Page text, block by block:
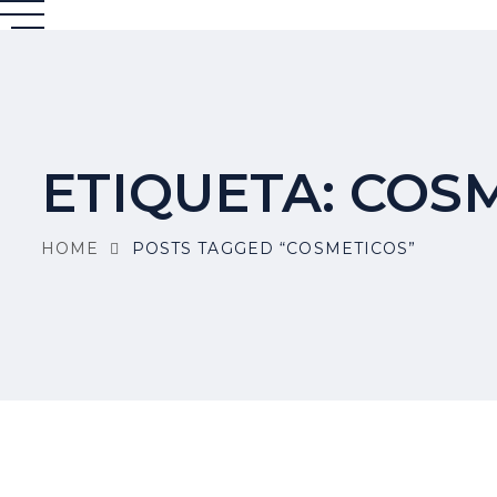
ETIQUETA:
HOME POSTS TAGGED “COSMETICOS”